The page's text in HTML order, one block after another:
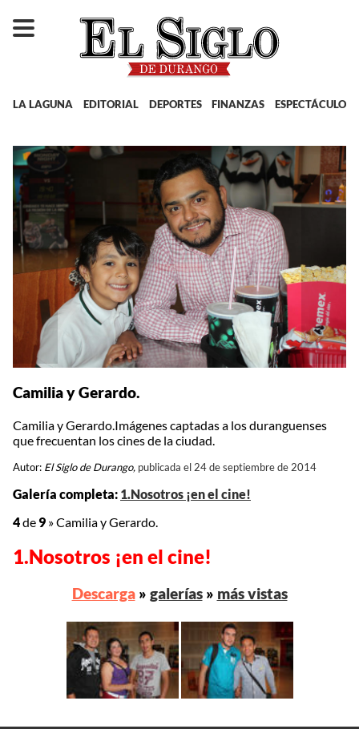
LA LAGUNA EDITORIAL DEPORTES FINANZAS ESPECTÁCULOS
Camilia y Gerardo.
Camilia y Gerardo.Imágenes captadas a los duranguenses
que frecuentan los cines de la ciudad.
Autor: El Siglo de Durango, publicada el 24 de septiembre de 2014
Galería completa: 1.Nosotros ¡en el cine!
4de 9 »Camilia y Gerardo.
1.Nosotros ¡en el cine!
Descarga» galerías» más vistas